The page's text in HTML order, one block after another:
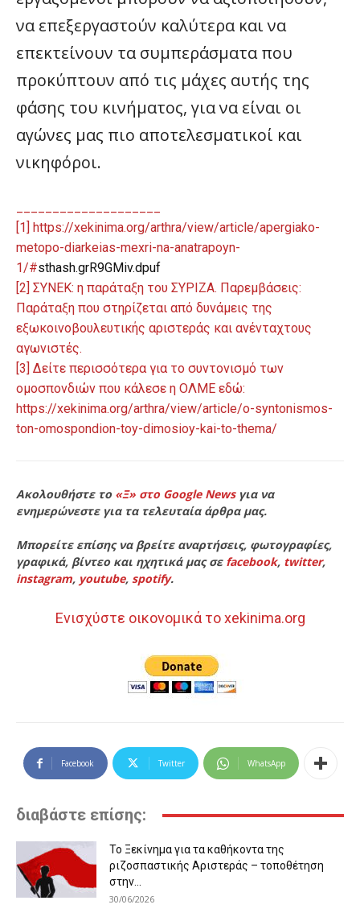
να επεξεργαστούν καλύτερα και να
επεκτείνουν τα συμπεράσματα που
προκύπτουν από τις μάχες αυτής της
φάσης του κινήματος, για να είναι οι
αγώνες μας πιο αποτελεσματικοί και
νικηφόροι.
[1] https://xekinima.org/arthra/view/article/apergiako-
metopo-diarkeias-mexri-na-anatrapoyn-
1/#sthash.grR9GMiv.dpuf
[2] ΣΥΝΕΚ: η παράταξη του ΣΥΡΙΖΑ. Παρεμβάσεις:
Παράταξη που στηρίζεται από δυνάμεις της
εξωκοινοβουλευτικής αριστεράς και ανένταχτους
αγωνιστές.
[3] Δείτε περισσότερα για το συντονισμό των
ομοσπονδιών που κάλεσε η ΟΛΜΕ εδώ:
https://xekinima.org/arthra/view/article/o-syntonismos-
ton-omospondion-toy-dimosioy-kai-to-thema/
Ακολουθήστε το «Ξ» στο Google Newsγια να
ενημερώνεστε για τα τελευταία άρθρα μας.
Μπορείτε επίσης να βρείτε αναρτήσεις, φωτογραφίες,
γραφικά, βίντεο και ηχητικά μας σε facebook, twitter,
instagram, youtube, spotify.
Ενισχύστε οικονομικά το xekinima.org
Facebook Twitter WhatsApp
διαβάστε επίσης:
Το Ξεκίνημα για τα καθήκοντα της
ριζοσπαστικής Αριστεράς – τοποθέτηση
στην...
30/06/2026